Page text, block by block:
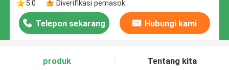
5.0
Diverifikasi pemasok
Telepon sekarang Hubungi kami
produk Tentang kita